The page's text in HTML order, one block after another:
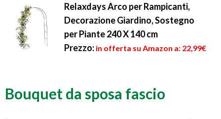
Relaxdays Arco per Rampicanti,
Decorazione Giardino, Sostegno
per Piante 240 X 140 cm
Prezzo: in offerta su Amazon a: 22,99€
Bouquet da sposa fascio